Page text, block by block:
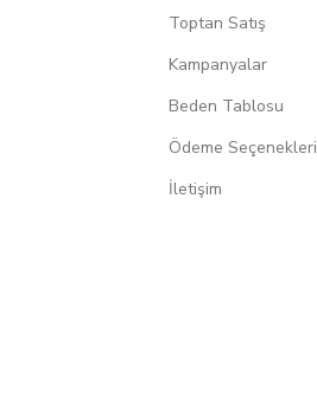
Toptan Satış
Kampanyalar
Beden Tablosu
Ödeme Seçenekleri
İletişim